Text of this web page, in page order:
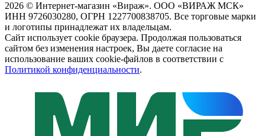
2026 © Интернет-магазин «Вираж». ООО «ВИРАЖ МСК»
ИНН 9726030280, ОГРН 1227700838705. Все торговые марки
и логотипы принадлежат их владельцам.
Сайт использует cookie браузера. Продолжая пользоваться
сайтом без изменения настроек, Вы даете согласие на
использование ваших cookie-файлов в соответствии с
Политикой конфиденциальности.